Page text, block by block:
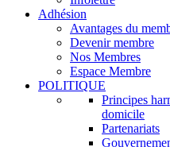
Adhésion
Avantages du
Devenir membre
Nos Membres
Espace Membre
POLITIQUE
Principes
domicile
Partenariats